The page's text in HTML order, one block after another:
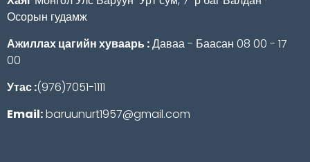
Осорын гудамж
Ажиллах цагийн хуваарь :Даваа - Баасан 08 00 - 17
00
Утас :(976)7051-1111
Email:baruunurt1957@gmail.com